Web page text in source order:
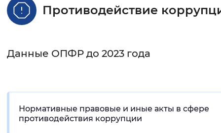
Стандартный Увеличенный
Нормальный Увеличенный
Противодействие
Данные ОПФР до 2023 года
Нормативные правовые и иные акты в сфере
противодействия коррупции